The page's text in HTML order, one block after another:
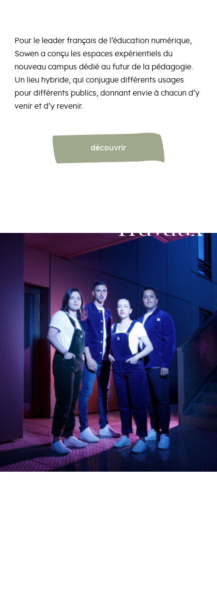
Pour le leader français de l’éducation numérique,
Sowen a conçu les espaces expérientiels du
nouveau campus dédié au futur de la pédagogie.
Un lieu hybride, qui conjugue différents usages
pour différents publics, donnant envie à chacun d’y
venir et d’y revenir.
découvrir
Travaux